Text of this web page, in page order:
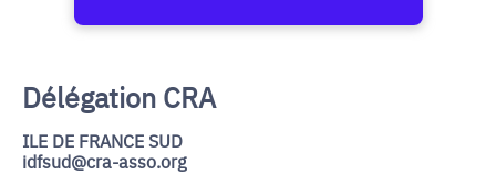
Délégation CRA
ILE DE FRANCE SUD
idfsud@cra-asso.org